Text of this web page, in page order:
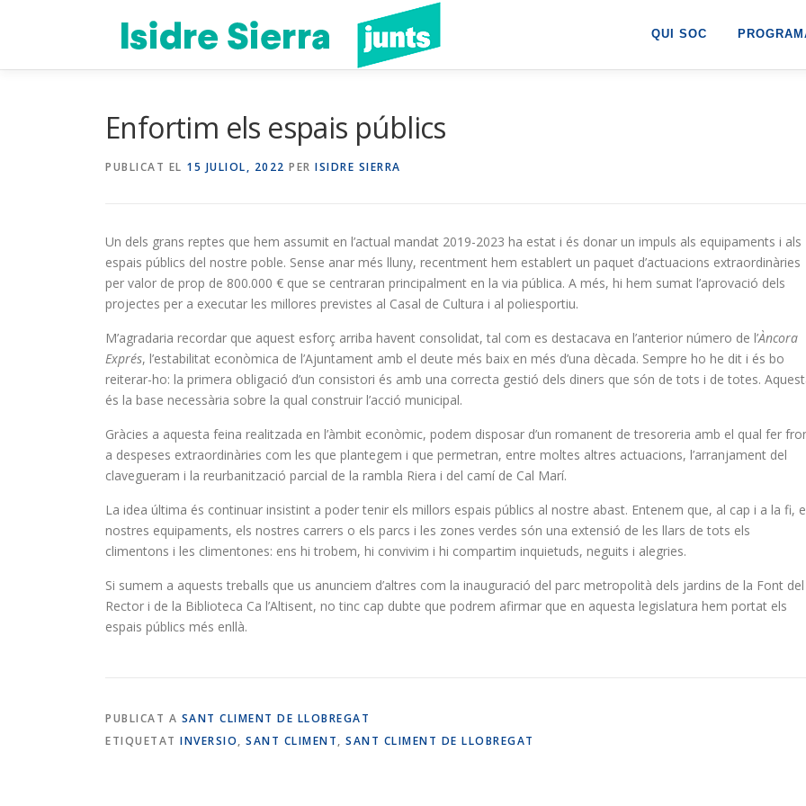
QUI SOC
Enfortim els espais públics
PUBLICAT EL 15 JULIOL, 2022 PER ISIDRE SIERRA
Un dels grans reptes que hem assumit en l’actual mandat 2019-2023 ha estat i és donar un impuls als equipaments i als
espais públics del nostre poble. Sense anar més lluny, recentment hem establert un paquet d’actuacions extraordinàries
per valor de prop de 800.000 € que se centraran principalment en la via pública. A més, hi hem sumat l’aprovació dels
projectes per a executar les millores previstes al Casal de Cultura i al poliesportiu.
M’agradaria recordar que aquest esforç arriba havent consolidat, tal com es destacava en l’anterior número de l’Àncora
Exprés, l’estabilitat econòmica de l’Ajuntament amb el deute més baix en més d’una dècada. Sempre ho he dit i és bo
reiterar-ho: la primera obligació d’un consistori és amb una correcta gestió dels diners que són de tots i de totes.
és la base necessària sobre la qual construir l’acció municipal.
Gràcies a aquesta feina realitzada en l’àmbit econòmic, podem disposar d’un romanent de tresoreria amb el qual fer
a despeses extraordinàries com les que plantegem i que permetran, entre moltes altres actuacions, l’arranjament del
clavegueram i la reurbanització parcial de la rambla Riera i del camí de Cal Marí.
La idea última és continuar insistint a poder tenir els millors espais públics al nostre abast. Entenem que, al cap i a la fi,
nostres equipaments, els nostres carrers o els parcs i les zones verdes són una extensió de les llars de tots els
climentons i les climentones: ens hi trobem, hi convivim i hi compartim inquietuds, neguits i alegries.
Si sumem a aquests treballs que us anunciem d’altres com la inauguració del parc metropolità dels jardins de la Font del
Rector i de la Biblioteca Ca l’Altisent, no tinc cap dubte que podrem afirmar que en aquesta legislatura hem portat els
espais públics més enllà.
PUBLICAT A SANT CLIMENT DE LLOBREGAT
ETIQUETAT INVERSIO, SANT CLIMENT, SANT CLIMENT DE LLOBREGAT